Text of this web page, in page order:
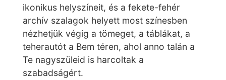
ikonikus helyszíneit, és a fekete-fehér
archív szalagok helyett most színesben
nézhetjük végig a tömeget, a táblákat, a
teherautót a Bem téren, ahol anno talán a
Te nagyszüleid is harcoltak a
szabadságért.